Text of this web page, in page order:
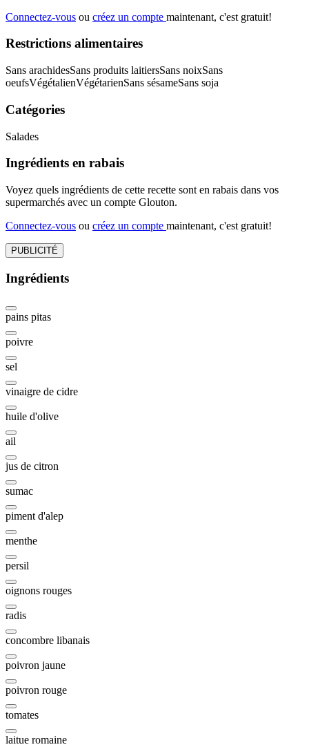
Connectez-vous ou créez un compte maintenant, c'est gratuit!
Restrictions alimentaires
Sans arachidesSans produits laitiersSans noixSans
oeufsVégétalienVégétarienSans sésameSans soja
Catégories
Salades
Ingrédients en rabais
Voyez quels ingrédients de cette recette sont en rabais dans vos
supermarchés avec un compte Glouton.
Connectez-vous ou créez un compte maintenant, c'est gratuit!
PUBLICITÉ
Ingrédients
pains pitas
poivre
sel
vinaigre de cidre
huile d'olive
ail
jus de citron
sumac
piment d'alep
menthe
persil
oignons rouges
radis
concombre libanais
poivron jaune
poivron rouge
tomates
laitue romaine